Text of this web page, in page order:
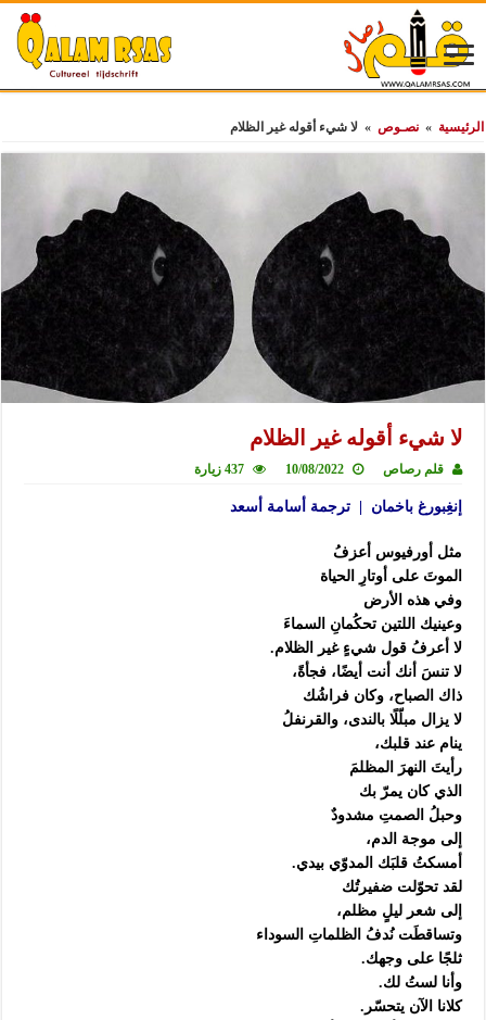
الرئيسية » نصـوص » لا شيء أقوله غير الظلام
لا شيء أقوله غير الظلام
قلم رصاص 10/08/2022 437 زيارة
إنغِبورغ باخمان | ترجمة أسامة أسعد
مثل أورفيوس أعزفُ
الموتَ على أوتارِ الحياة
وفي هذه الأرض
وعينيك اللتين تحكُمانِ السماءَ
لا أعرفُ قول شيءٍ غير الظلام.
لا تنسَ أنك أنت أيضًا، فجأةً،
ذاك الصباح، وكان فراشُك
لا يزال مبلّلًا بالندى، والقرنفلُ
ينام عند قلبك،
رأيتَ النهرَ المظلمَ
الذي كان يمرّ بك
وحبلُ الصمتِ مشدودٌ
إلى موجة الدم،
أمسكتُ قلبَك المدوّي بيدي.
لقد تحوّلت ضفيرتُك
إلى شعر ليلٍ مظلم،
وتساقطَت نُدفُ الظلماتِ السوداء
ثلجًا على وجهك.
وأنا لستُ لك.
كلانا الآن يتحسّر.